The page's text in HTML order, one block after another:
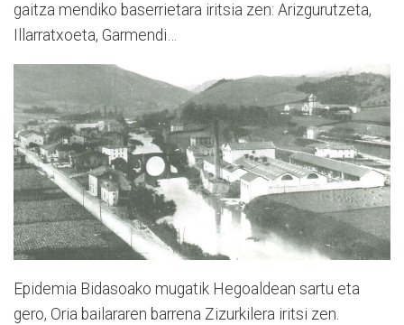
gaitza mendiko baserrietara iritsia zen: Arizgurutzeta,
Illarratxoeta, Garmendi…
Epidemia Bidasoako mugatik Hegoaldean sartu eta
gero, Oria bailararen barrena Zizurkilera iritsi zen.